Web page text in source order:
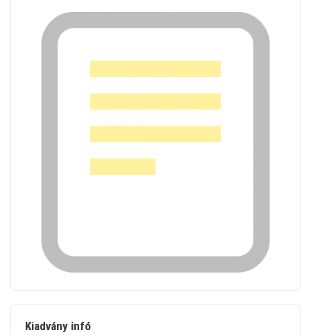
Kiadvány infó